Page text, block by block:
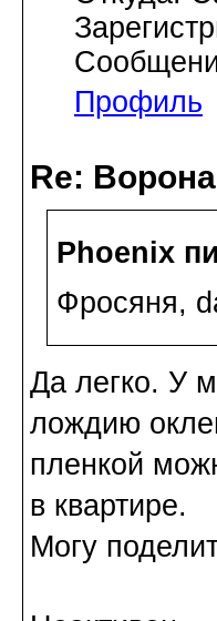
Профиль
Re:
Phoenix
Фросяня,
Да легко. У
лождию
пленкой
в квартире.
Могу